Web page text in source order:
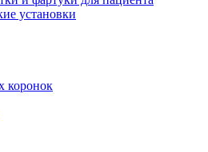
установки
коронок